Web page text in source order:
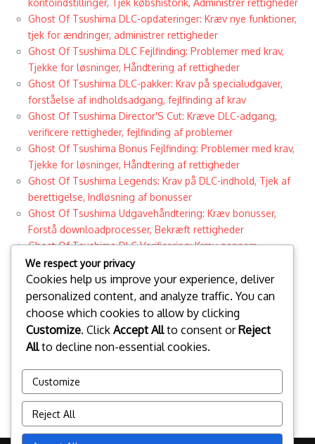
kontoindstillinger, Tjek købshistorik, Administrer rettigheder
Ghost Of Tsushima DLC-opdateringer: Kræv nye funktioner,
tjek for ændringer, administrer rettigheder
Ghost Of Tsushima DLC Fejlfinding: Problemer med krav,
Tjekke for løsninger, Håndtering af rettigheder
Ghost Of Tsushima DLC-pakker: Krav på specialudgaver,
forståelse af indholdsadgang, fejlfinding af krav
Ghost Of Tsushima Director'S Cut: Kræve DLC-adgang,
verificere rettigheder, fejlfinding af problemer
Ghost Of Tsushima Bonus Fejlfinding: Problemer med krav,
Tjekke for løsninger, Håndtering af rettigheder
Ghost Of Tsushima Legends: Krav på DLC-indhold, Tjek af
berettigelse, Indløsning af bonusser
Ghost Of Tsushima Udgavehåndtering: Kræv bonusser,
Forstå downloadprocesser, Bekræft rettigheder
Ghost Of Tsushima DLC Verificering: Kræv gennem
kontoindstillinger, Tjek købshistorik, Fejlfinding
Ghost Of Tsushima Udgave Indholdshåndtering: Kræv
bonusser, Forstå processer, Bekræft rettigheder
Ghost Of Tsushima Bonus Verifikation: Kræv gennem
kontoindstillinger, Tjek købshistorik, Fejlfinding
Categories
PlayStation Store Wallet Kode Indløsning
Udgave Bonus Berettigelser
We respect your privacy
Cookies help us improve your experience, deliver
personalized content, and analyze traffic. You can
choose which cookies to allow by clicking
Customize. Click Accept Allto consent orReject
Allto decline non-essential cookies.
Customize
Reject All